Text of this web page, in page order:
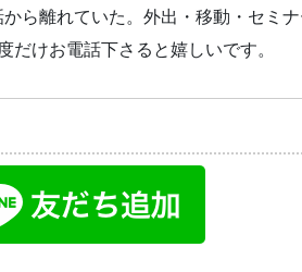
ら離れていた。外出・移動・セミ
だけお電話下さると嬉しいです。